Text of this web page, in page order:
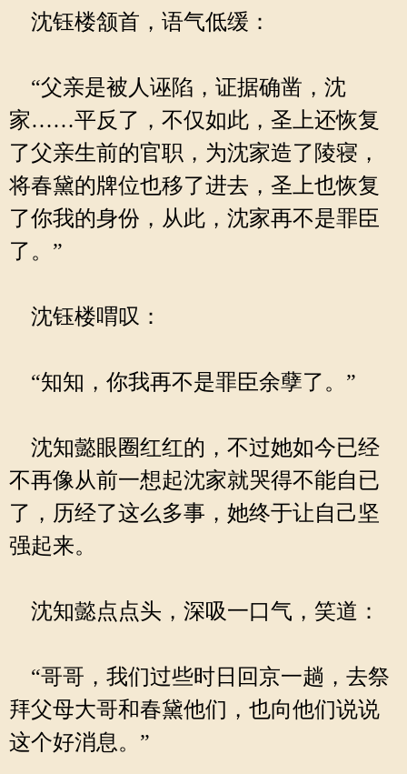
沈钰楼颔首，语气低缓：
“父亲是被人诬陷，证据确凿，沈
家……平反了，不仅如此，圣上还恢复
了父亲生前的官职，为沈家造了陵寝，
将春黛的牌位也移了进去，圣上也恢复
了你我的身份，从此，沈家再不是罪臣
了。”
沈钰楼喟叹：
“知知，你我再不是罪臣余孽了。”
沈知懿眼圈红红的，不过她如今已经
不再像从前一想起沈家就哭得不能自已
了，历经了这么多事，她终于让自己坚
强起来。
沈知懿点点头，深吸一口气，笑道：
“哥哥，我们过些时日回京一趟，去祭
拜父母大哥和春黛他们，也向他们说说
这个好消息。”